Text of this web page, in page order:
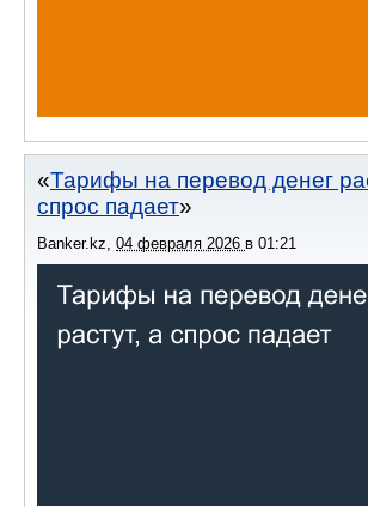
Тарифы на перевод денег
спрос падает
Banker.kz 04 февраля 2026 в 01:21